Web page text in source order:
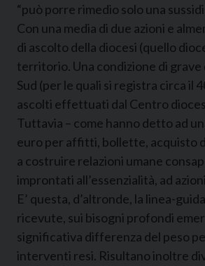
“può porre rimedio solo una
Con una media di due azioni e
di ascolto della diocesi (quello
territorio. Una condizione di
Sud (per le quali si registra circa
ascolti effettuati dal Centro
Tuttavia – come hanno detto ad
euro per affitti, bollette, acquisto
a costruire relazioni umane
improntati all’essenzialità, ad
E’ questa, d’altronde, la linea-
ricevute, sui bisogni profondi
significativa differenza del peso
interventi resi. Risultano inoltre